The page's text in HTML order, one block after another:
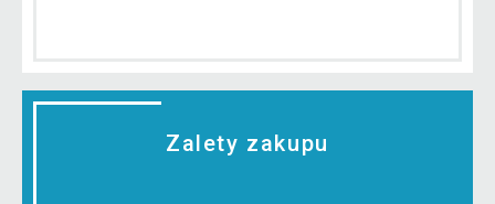
Zalety zakupu